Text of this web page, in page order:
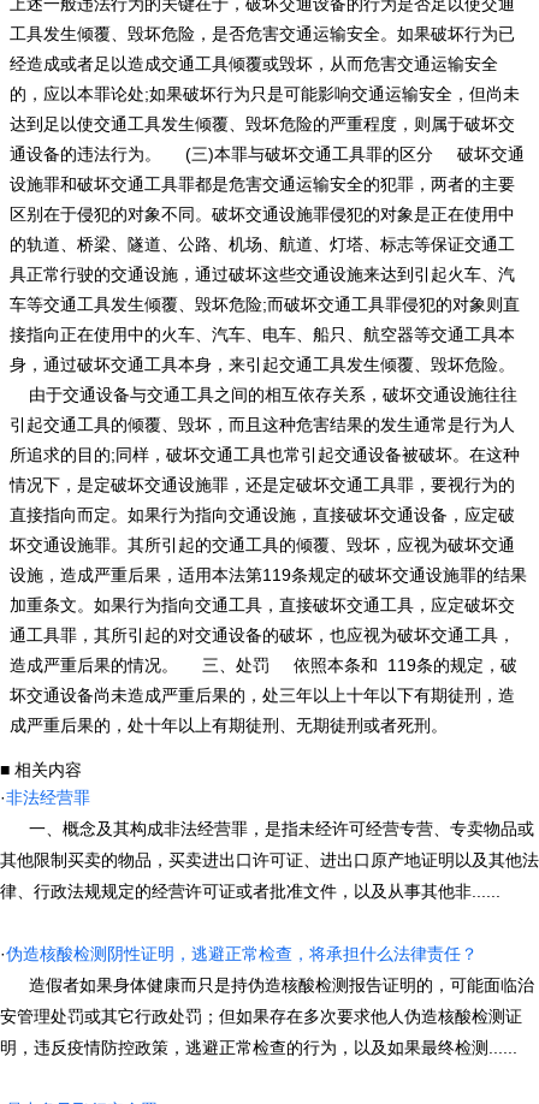
上述一般违法行为的关键在于，破坏交通设备的行为是否足以使交通
工具发生倾覆、毁坏危险，是否危害交通运输安全。如果破坏行为已
经造成或者足以造成交通工具倾覆或毁坏，从而危害交通运输安全
的，应以本罪论处;如果破坏行为只是可能影响交通运输安全，但尚未
达到足以使交通工具发生倾覆、毁坏危险的严重程度，则属于破坏交
通设备的违法行为。 (三)本罪与破坏交通工具罪的区分 破坏交通
设施罪和破坏交通工具罪都是危害交通运输安全的犯罪，两者的主要
区别在于侵犯的对象不同。破坏交通设施罪侵犯的对象是正在使用中
的轨道、桥梁、隧道、公路、机场、航道、灯塔、标志等保证交通工
具正常行驶的交通设施，通过破坏这些交通设施来达到引起火车、汽
车等交通工具发生倾覆、毁坏危险;而破坏交通工具罪侵犯的对象则直
接指向正在使用中的火车、汽车、电车、船只、航空器等交通工具本
身，通过破坏交通工具本身，来引起交通工具发生倾覆、毁坏危险。
由于交通设备与交通工具之间的相互依存关系，破坏交通设施往往
引起交通工具的倾覆、毁坏，而且这种危害结果的发生通常是行为人
所追求的目的;同样，破坏交通工具也常引起交通设备被破坏。在这种
情况下，是定破坏交通设施罪，还是定破坏交通工具罪，要视行为的
直接指向而定。如果行为指向交通设施，直接破坏交通设备，应定破
坏交通设施罪。其所引起的交通工具的倾覆、毁坏，应视为破坏交通
设施，造成严重后果，适用本法第119条规定的破坏交通设施罪的结果
加重条文。如果行为指向交通工具，直接破坏交通工具，应定破坏交
通工具罪，其所引起的对交通设备的破坏，也应视为破坏交通工具，
造成严重后果的情况。 三、处罚 依照本条和 119条的规定，破
坏交通设备尚未造成严重后果的，处三年以上十年以下有期徒刑，造
成严重后果的，处十年以上有期徒刑、无期徒刑或者死刑。
■ 相关内容
·非法经营罪
一、概念及其构成非法经营罪，是指未经许可经营专营、专卖物品或
其他限制买卖的物品，买卖进出口许可证、进出口原产地证明以及其他法
律、行政法规规定的经营许可证或者批准文件，以及从事其他非......
·伪造核酸检测阴性证明，逃避正常检查，将承担什么法律责任？
造假者如果身体健康而只是持伪造核酸检测报告证明的，可能面临治
安管理处罚或其它行政处罚；但如果存在多次要求他人伪造核酸检测证
明，违反疫情防控政策，逃避正常检查的行为，以及如果最终检测......